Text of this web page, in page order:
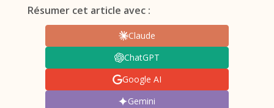
Résumer cet article avec :
Claude
ChatGPT
Google AI
Gemini